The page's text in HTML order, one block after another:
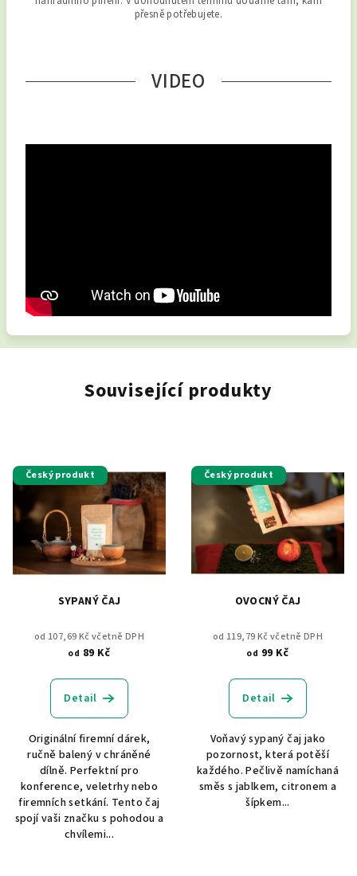
přesně potřebujete.
VIDEO
Související produkty
Český produkt
SYPANÝ ČAJ
od 107,69 Kč včetně DPH
od 89 Kč
Detail
Originální firemní dárek,
ručně balený v chráněné
dílně. Perfektní pro
konference, veletrhy nebo
firemních setkání. Tento čaj
spojí vaši značku s pohodou a
chvílemi...
Český produkt
OVOCNÝ ČAJ
od 119,79 Kč včetně DPH
od 99 Kč
Detail
Voňavý sypaný čaj jako
pozornost, která potěší
každého. Pečlivě namíchaná
směs s jablkem, citronem a
šípkem...